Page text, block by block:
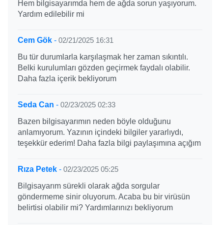
Hem bilgisayarımda hem de ağda sorun yaşıyorum.
Yardım edilebilir mi
Cem Gök - 02/21/2025 16:31
Bu tür durumlarla karşılaşmak her zaman sıkıntılı.
Belki kurulumları gözden geçirmek faydalı olabilir.
Daha fazla içerik bekliyorum
Seda Can - 02/23/2025 02:33
Bazen bilgisayarımın neden böyle olduğunu
anlamıyorum. Yazının içindeki bilgiler yararlıydı,
teşekkür ederim! Daha fazla bilgi paylaşımına açığım
Rıza Petek - 02/23/2025 05:25
Bilgisayarım sürekli olarak ağda sorgular
göndermeme sinir oluyorum. Acaba bu bir virüsün
belirtisi olabilir mi? Yardımlarınızı bekliyorum